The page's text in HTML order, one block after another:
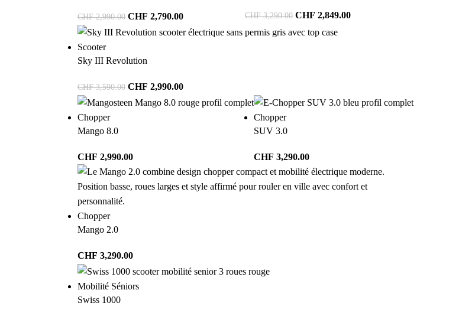
CHF2,990.00 CHF 2,790.00 CHF3,290.00 CHF 2,849.00
Scooter
Sky III Revolution
CHF3,590.00 CHF 2,990.00
Chopper
Mango 8.0
CHF 2,990.00
Chopper
SUV 3.0
CHF 3,290.00
Chopper
Mango 2.0
CHF 3,290.00
Mobilité Séniors
Swiss 1000